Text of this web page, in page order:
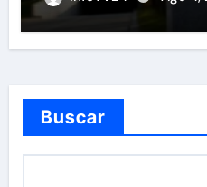
Buscar